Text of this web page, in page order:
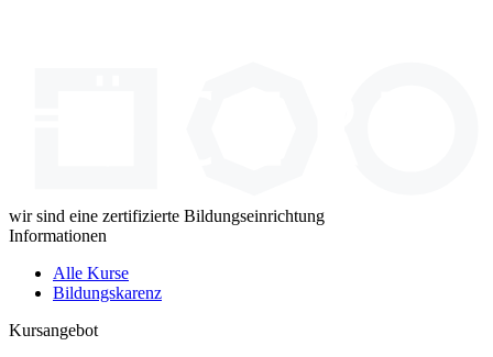
wir sind eine zertifizierte Bildungseinrichtung
Informationen
Alle Kurse
Bildungskarenz
Kursangebot